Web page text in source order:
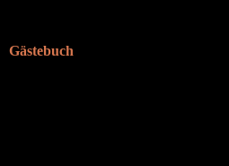
Gästebuch